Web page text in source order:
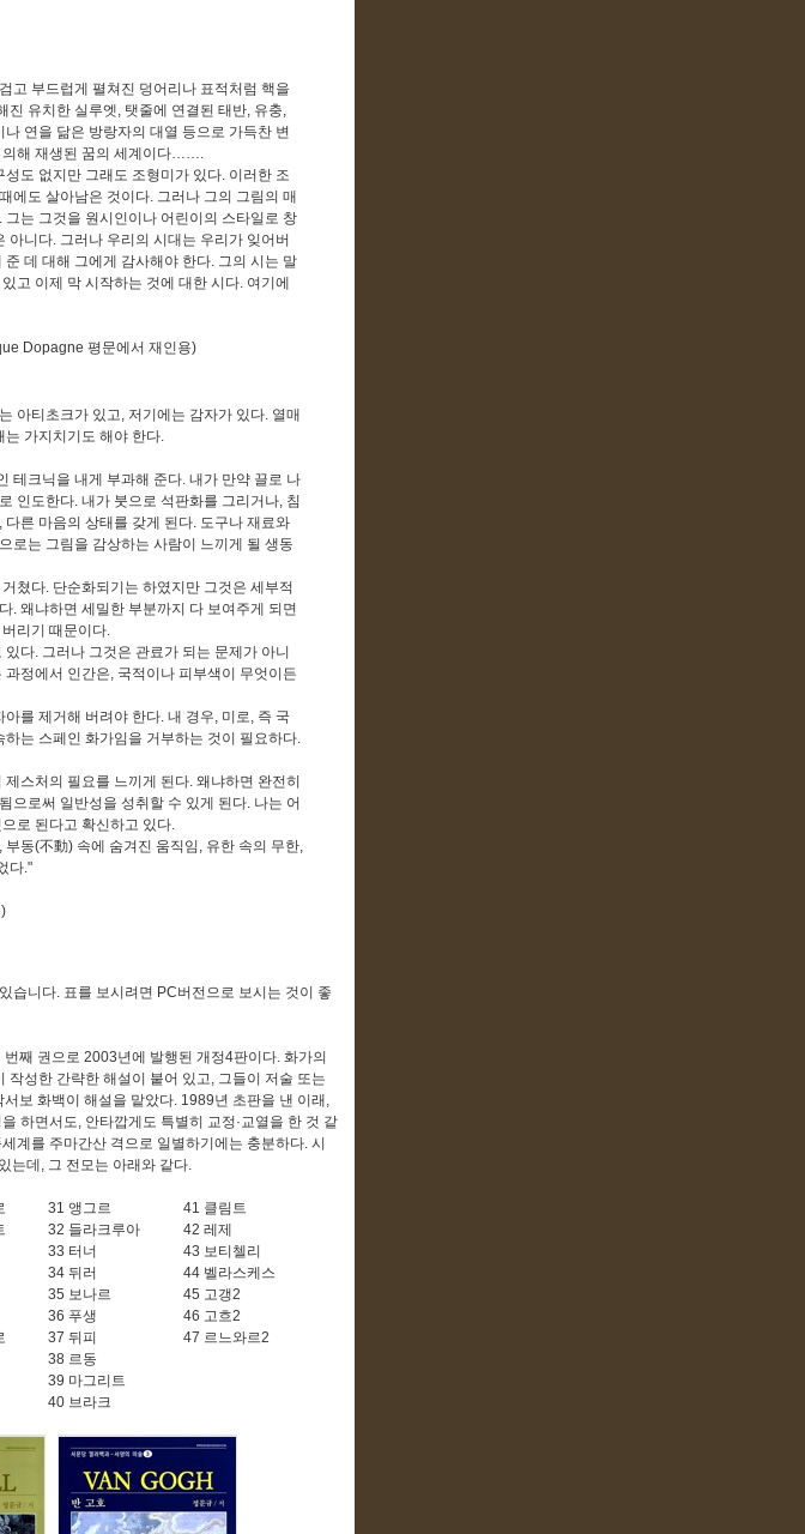
고 부드럽게 펼쳐진 덩어리나 표적처럼 핵을
유치한 실루엣, 탯줄에 연결된 태반, 유충,
연을 닮은 방랑자의 대열 등으로 가득찬 변
해 재생된 꿈의 세계이다…….
도 없지만 그래도 조형미가 있다. 이러한 조
에도 살아남은 것이다. 그러나 그의 그림의 매
는 그것을 원시인이나 어린이의 스타일로 창
아니다. 그러나 우리의 시대는 우리가 잊어버
데 대해 그에게 감사해야 한다. 그의 시는 말
고 이제 막 시작하는 것에 대한 시다. 여기에
Dopagne 평문에서 재인용)
아티초크가 있고, 저기에는 감자가 있다. 열매
가지치기도 해야 한다.
테크닉을 내게 부과해 준다. 내가 만약 끌로 나
인도한다. 내가 붓으로 석판화를 그리거나, 침
른 마음의 상태를 갖게 된다. 도구나 재료와
로는 그림을 감상하는 사람이 느끼게 될 생동
쳤다. 단순화되기는 하였지만 그것은 세부적
. 왜냐하면 세밀한 부분까지 다 보여주게 되면
리기 때문이다.
다. 그러나 그것은 관료가 되는 문제가 아니
정에서 인간은, 국적이나 피부색이 무엇이든
를 제거해 버려야 한다. 내 경우, 미로, 즉 국
는 스페인 화가임을 거부하는 것이 필요하다.
스처의 필요를 느끼게 된다. 왜냐하면 완전히
으로써 일반성을 성취할 수 있게 된다. 나는 어
로 된다고 확신하고 있다.
동(不動) 속에 숨겨진 움직임, 유한 속의 무한,
다."
습니다. 표를 보시려면 PC버전으로 보시는 것이 좋
째 권으로 2003년에 발행된 개정4판이다. 화가의
성한 간략한 해설이 붙어 있고, 그들이 저술 또는
보 화백이 해설을 맡았다. 1989년 초판을 낸 이래,
하면서도, 안타깝게도 특별히 교정·교열을 한 것 같
계를 주마간산 격으로 일별하기에는 충분하다. 시
는데, 그 전모는 아래와 같다.
31 앵그르
41 클림트
32 들라크루아
42 레제
33 터너
43 보티첼리
34 뒤러
44 벨라스케스
35 보나르
45 고갱2
36 푸생
46 고흐2
37 뒤피
47 르느와르2
38 르동
39 마그리트
40 브라크